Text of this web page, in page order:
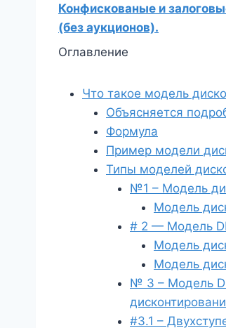
Конфискованые и
(без аукционов).
Оглавление
Что такое модель
Объясняется
Формула
Пример модели
Типы моделей
№1 – Модель
Модель
# 2 — Модель
Модель
Модель
№ 3 – Модель
#3.1 –